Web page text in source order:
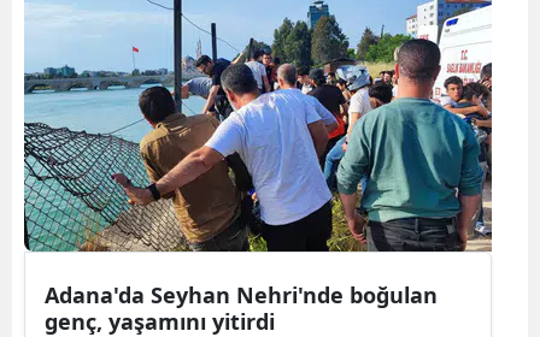
Bilecik
Bingöl
Bitlis
Bolu
Burdur
Bursa
Adana'da Seyhan Nehri'nde boğulan
genç, yaşamını yitirdi